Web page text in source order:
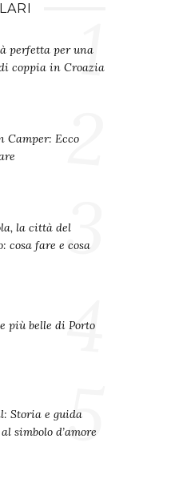
perfetta per una
coppia in Croazia
1
Camper: Ecco
2
la città del
cosa fare e cosa
3
più belle di Porto
4
Storia e guida
simbolo d’amore
5